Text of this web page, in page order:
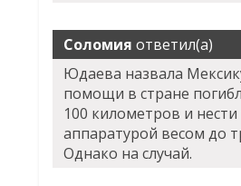
Соломия ответил(а)
Юдаева назвала
помощи в стране
100 километров и нести
аппаратурой весом до
Однако на случай.